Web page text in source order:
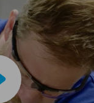
Video abspielen